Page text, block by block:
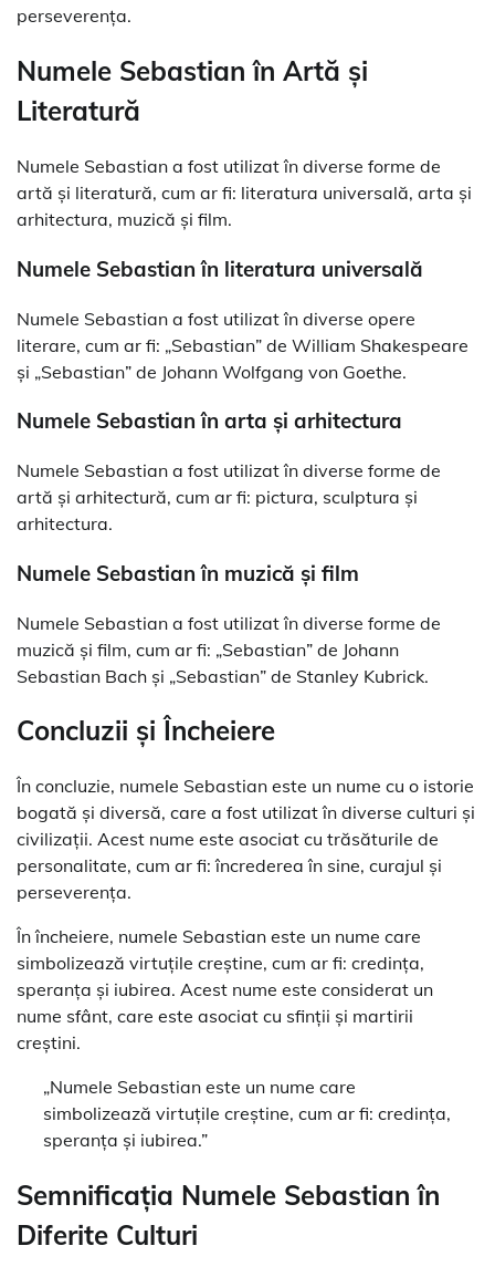
perseverența.
Numele Sebastian în Artă și
Literatură
Numele Sebastian a fost utilizat în diverse forme de
artă și literatură, cum ar fi: literatura universală, arta și
arhitectura, muzică și film.
Numele Sebastian în literatura universală
Numele Sebastian a fost utilizat în diverse opere
literare, cum ar fi: „Sebastian” de William Shakespeare
și „Sebastian” de Johann Wolfgang von Goethe.
Numele Sebastian în arta și arhitectura
Numele Sebastian a fost utilizat în diverse forme de
artă și arhitectură, cum ar fi: pictura, sculptura și
arhitectura.
Numele Sebastian în muzică și film
Numele Sebastian a fost utilizat în diverse forme de
muzică și film, cum ar fi: „Sebastian” de Johann
Sebastian Bach și „Sebastian” de Stanley Kubrick.
Concluzii și Încheiere
În concluzie, numele Sebastian este un nume cu o istorie
bogată și diversă, care a fost utilizat în diverse culturi și
civilizații. Acest nume este asociat cu trăsăturile de
personalitate, cum ar fi: încrederea în sine, curajul și
perseverența.
În încheiere, numele Sebastian este un nume care
simbolizează virtuțile creștine, cum ar fi: credința,
speranța și iubirea. Acest nume este considerat un
nume sfânt, care este asociat cu sfinții și martirii
creștini.
„Numele Sebastian este un nume care
simbolizează virtuțile creștine, cum ar fi: credința,
speranța și iubirea.”
Semnificația Numele Sebastian în
Diferite Culturi